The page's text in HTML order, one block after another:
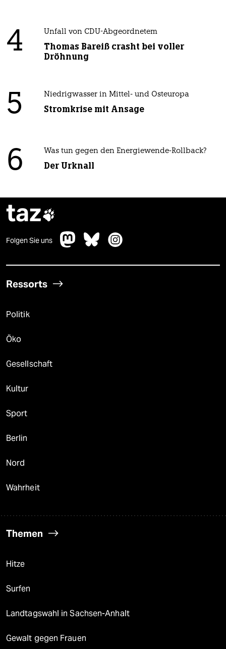
4 Unfall von CDU-Abgeordnetem
Thomas Bareiß crasht bei voller
Dröhnung
5 Niedrigwasser in Mittel- und Osteuropa
Stromkrise mit Ansage
6 Was tun gegen den Energiewende-Rollback?
Der Urknall
taz
Folgen Sie uns
Ressorts
Politik
Öko
Gesellschaft
Kultur
Sport
Berlin
Nord
Wahrheit
Themen
Hitze
Surfen
Landtagswahl in Sachsen-Anhalt
Gewalt gegen Frauen